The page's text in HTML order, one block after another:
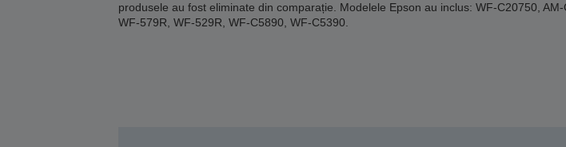
produsele au fost eliminate din comparație. Modelele Epson au inclus: WF-C20750,
WF-579R, WF-529R, WF-C5890, WF-C5390.